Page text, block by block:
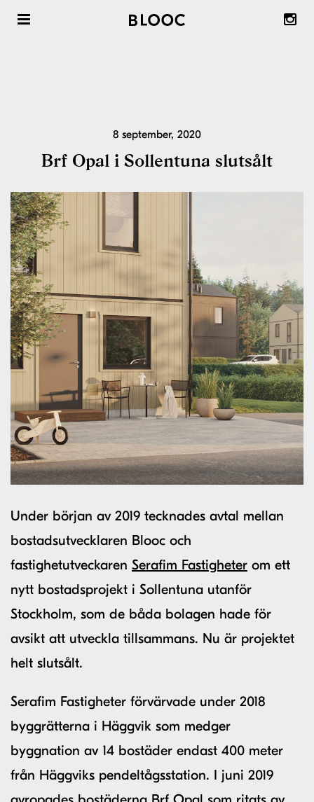
Om Blooc
Inspiration & reportage
Nyheter
8 september, 2020
Brf Opal i Sollentuna slutsålt
Under början av 2019 tecknades avtal mellan
bostadsutvecklaren Blooc och
fastighetutveckaren Serafim Fastigheter om ett
nytt bostadsprojekt i Sollentuna utanför
Stockholm, som de båda bolagen hade för
avsikt att utveckla tillsammans. Nu är projektet
helt slutsålt.
Serafim Fastigheter förvärvade under 2018
byggrätterna i Häggvik som medger
byggnation av 14 bostäder endast 400 meter
från Häggviks pendeltågsstation. I juni 2019